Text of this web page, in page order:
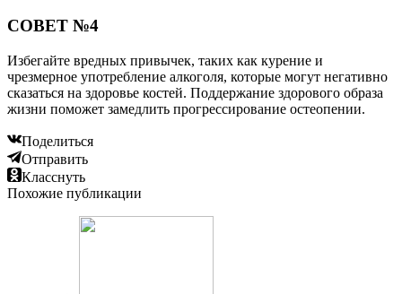
СОВЕТ №4
Избегайте вредных привычек, таких как курение и
чрезмерное употребление алкоголя, которые могут негативно
сказаться на здоровье костей. Поддержание здорового образа
жизни поможет замедлить прогрессирование остеопении.
Поделиться
Отправить
Класснуть
Похожие публикации